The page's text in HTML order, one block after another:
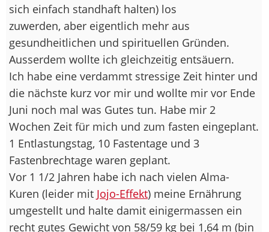
sich einfach standhaft halten) los
zuwerden, aber eigentlich mehr aus
gesundheitlichen und spirituellen Gründen.
Ausserdem wollte ich gleichzeitig entsäuern.
Ich habe eine verdammt stressige Zeit hinter und
die nächste kurz vor mir und wollte mir vor Ende
Juni noch mal was Gutes tun. Habe mir 2
Wochen Zeit für mich und zum fasten eingeplant.
1 Entlastungstag, 10 Fastentage und 3
Fastenbrechtage waren geplant.
Vor 1 1/2 Jahren habe ich nach vielen Alma-
Kuren (leider mit Jojo-Effekt) meine Ernährung
umgestellt und halte damit einigermassen ein
recht gutes Gewicht von 58/59 kg bei 1,64 m (bin